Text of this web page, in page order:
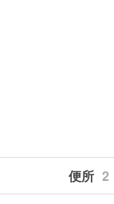
便所 2